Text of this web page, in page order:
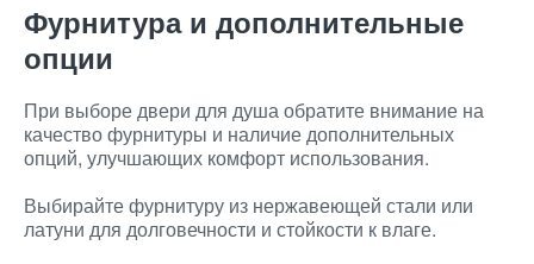
Фурнитура и дополнительные
опции
При выборе двери для душа обратите внимание на
качество фурнитуры и наличие дополнительных
опций, улучшающих комфорт использования.
Выбирайте фурнитуру из нержавеющей стали или
латуни для долговечности и стойкости к влаге.